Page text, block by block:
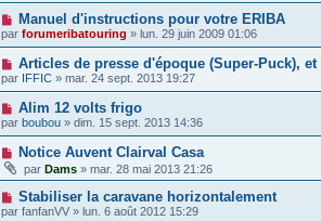
Manuel d'instructions pour votre ERIBA
par forumeribatouring » lun. 29 juin 2009 01:06
Articles de presse d'époque (Super-Puck),
par IFFIC » mar. 24 sept. 2013 19:27
Alim 12 volts frigo
par boubou » dim. 15 sept. 2013 14:36
Notice Auvent Clairval Casa
par Dams » mar. 28 mai 2013 21:26
Stabiliser la caravane horizontalement
par fanfanVV » lun. 6 août 2012 15:29